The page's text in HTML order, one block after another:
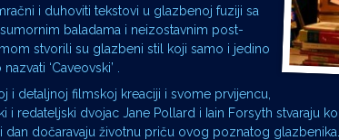
i duhoviti tekstovi u glazbenoj fuziji sa
baladama i neizostavnim post-
stvorili su glazbeni stil koji samo i jedino
‘Caveovski’ .
i detaljnoj filmskoj kreaciji i svome prvijencu,
i redateljski dvojac Jane Pollard i Iain Forsyth stvaraju
dan dočaravaju životnu priču ovog poznatog glazbenika.